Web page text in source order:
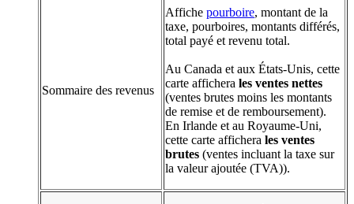
Sommaire des revenus
Affiche pourboire, montant de la
taxe, pourboires, montants différés,
total payé et revenu total.
Au Canada et aux États-Unis, cette
carte affichera les ventes nettes
(ventes brutes moins les montants
de remise et de remboursement).
En Irlande et au Royaume-Uni,
cette carte affichera les ventes
brutes (ventes incluant la taxe sur
la valeur ajoutée (TVA)).